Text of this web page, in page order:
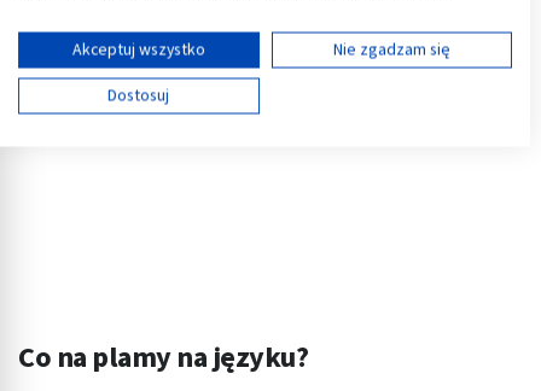
Co na plamy na języku?
Wyświetl listę partnerów (11 dostawców IAB)
Używamy Twoich danych w następujących celach:
Cele przetwarzania IAB:
Wykorzystanie profili do wyboru
spersonalizowanych reklam
Akceptuj wszystko
Nie zgadzam się
Dostosuj